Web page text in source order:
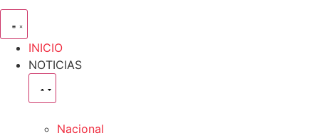
INICIO
NOTICIAS
Nacional